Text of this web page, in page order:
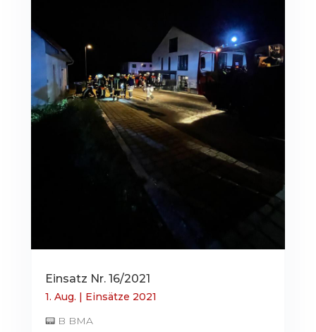
Einsatz Nr. 16/2021
1. Aug. | Einsätze 2021
📟 B BMA